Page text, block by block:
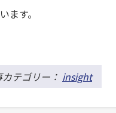
ます。
テゴリー： insight